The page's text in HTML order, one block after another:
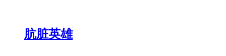
肮脏英雄